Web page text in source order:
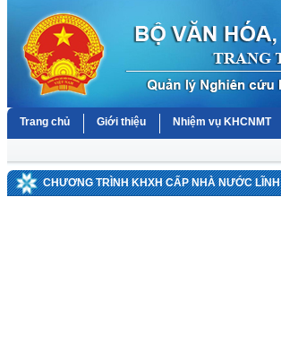
Trang chủ Giới thiệu Nhiệm vụ KHCNMT
CHƯƠNG TRÌNH KHXH CẤP NHÀ NƯỚC